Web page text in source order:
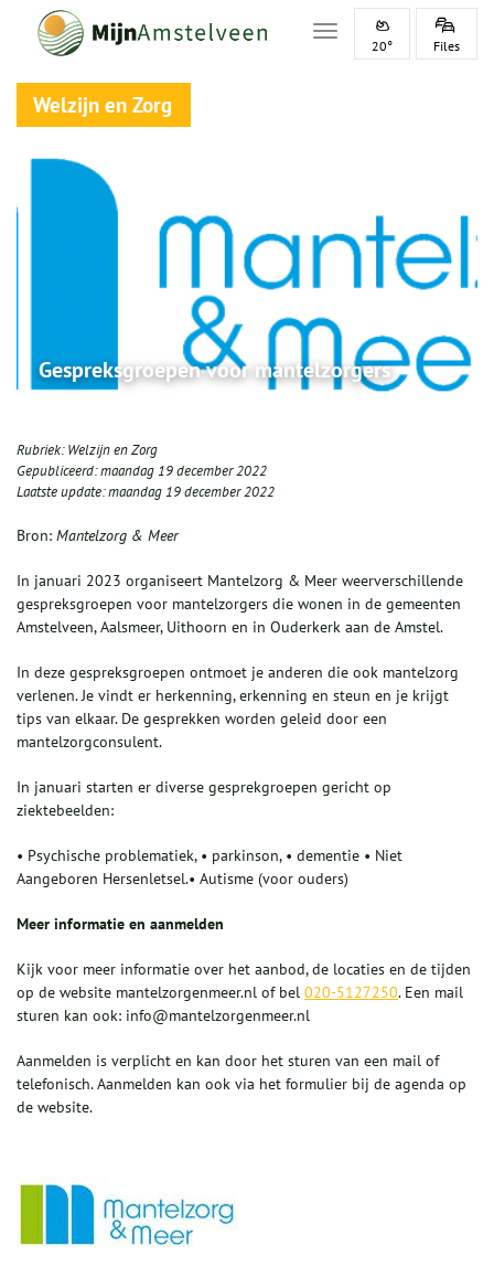
Toggle navigation
20° Files
Welzijn en Zorg
Gespreksgroepen voor mantelzorgers
Rubriek:Welzijn en Zorg
Gepubliceerd:maandag 19 december 2022
Laatste update:maandag 19 december 2022
Bron: Mantelzorg & Meer
In januari 2023 organiseert Mantelzorg & Meer weerverschillende
gespreksgroepen voor mantelzorgers die wonen in de gemeenten
Amstelveen, Aalsmeer, Uithoorn en in Ouderkerk aan de Amstel.
In deze gespreksgroepen ontmoet je anderen die ook mantelzorg
verlenen. Je vindt er herkenning, erkenning en steun en je krijgt
tips van elkaar. De gesprekken worden geleid door een
mantelzorgconsulent.
In januari starten er diverse gesprekgroepen gericht op
ziektebeelden:
• Psychische problematiek, • parkinson, • dementie • Niet
Aangeboren Hersenletsel.• Autisme (voor ouders)
Meer informatie en aanmelden
Kijk voor meer informatie over het aanbod, de locaties en de tijden
op de website mantelzorgenmeer.nl of bel 020-5127250. Een mail
sturen kan ook: info@mantelzorgenmeer.nl
Aanmelden is verplicht en kan door het sturen van een mail of
telefonisch. Aanmelden kan ook via het formulier bij de agenda op
de website.